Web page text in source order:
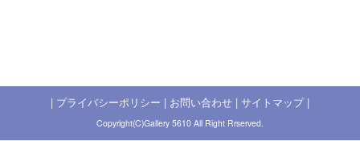
| プライバシーポリシー | お問い合わせ | サイトマップ |
Copyright(C)Gallery 5610 All Right Rrserved.